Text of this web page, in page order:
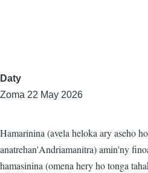
Daty
Zoma 22 May 2026
Hamarinina (avela heloka ary aseho
anatrehan'Andriamanitra) amin'ny
hamasinina (omena hery ho tonga